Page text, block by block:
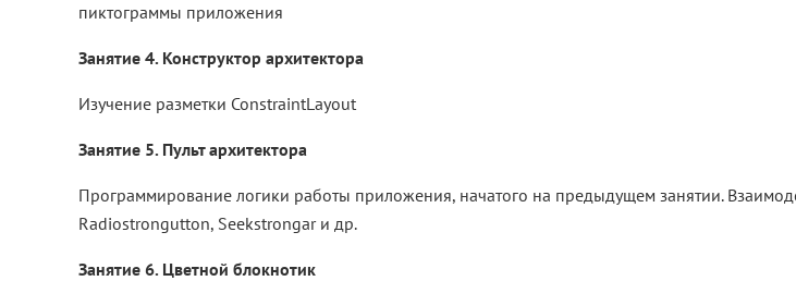
пиктограммы приложения
Занятие 4. Конструктор архитектора
Изучение разметки ConstraintLayout
Занятие 5. Пульт архитектора
Программирование логики работы приложения, начатого на предыдущем занятии.
Radiostrongutton, Seekstrongar и др.
Занятие 6. Цветной блокнотик